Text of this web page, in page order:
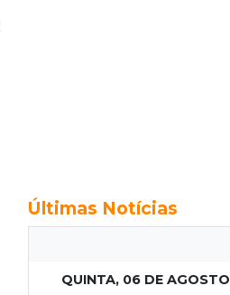
Últimas Notícias
QUINTA, 06 DE AGOSTO